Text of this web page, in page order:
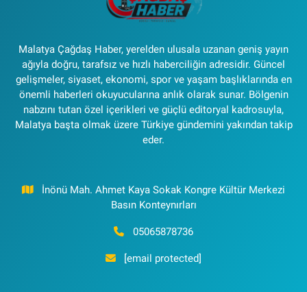
Malatya Çağdaş Haber, yerelden ulusala uzanan geniş yayın
ağıyla doğru, tarafsız ve hızlı haberciliğin adresidir. Güncel
gelişmeler, siyaset, ekonomi, spor ve yaşam başlıklarında en
önemli haberleri okuyucularına anlık olarak sunar. Bölgenin
nabzını tutan özel içerikleri ve güçlü editoryal kadrosuyla,
Malatya başta olmak üzere Türkiye gündemini yakından takip
eder.
İnönü Mah. Ahmet Kaya Sokak Kongre Kültür Merkezi
Basın Konteynırları
05065878736
[email protected]